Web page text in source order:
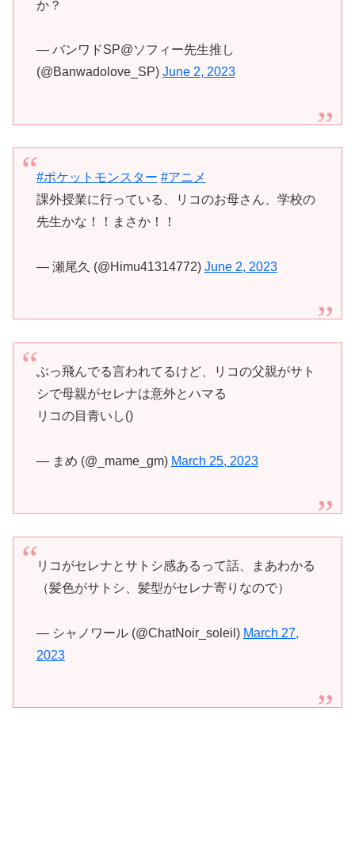
か？
— バンワドSP@ソフィー先生推し
(@Banwadolove_SP) June 2, 2023
#ポケットモンスター #アニメ
課外授業に行っている、リコのお母さん、学校の
先生かな！！まさか！！
— 瀬尾久 (@Himu41314772) June 2, 2023
ぶっ飛んでる言われてるけど、リコの父親がサト
シで母親がセレナは意外とハマる
リコの目青いし()
— まめ (@_mame_gm) March 25, 2023
リコがセレナとサトシ感あるって話、まあわかる
（髪色がサトシ、髪型がセレナ寄りなので）
— シャノワール (@ChatNoir_soleil) March 27,
2023